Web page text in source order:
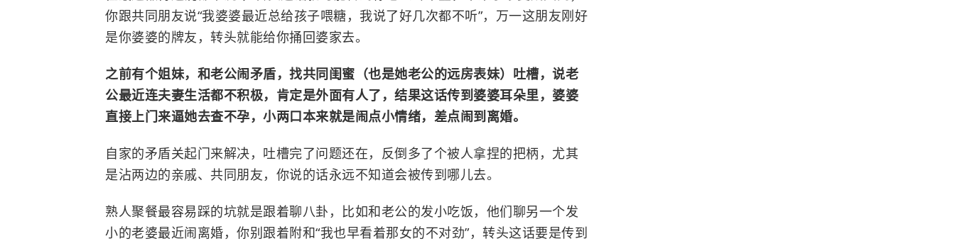
你跟共同朋友说“我婆婆最近总给孩子喂糖，我说了好几次都不听”，万一这朋友刚好
是你婆婆的牌友，转头就能给你捅回婆家去。
之前有个姐妹，和老公闹矛盾，找共同闺蜜（也是她老公的远房表妹）吐槽，说老
公最近连夫妻生活都不积极，肯定是外面有人了，结果这话传到婆婆耳朵里，婆婆
直接上门来逼她去查不孕，小两口本来就是闹点小情绪，差点闹到离婚。
自家的矛盾关起门来解决，吐槽完了问题还在，反倒多了个被人拿捏的把柄，尤其
是沾两边的亲戚、共同朋友，你说的话永远不知道会被传到哪儿去。
熟人聚餐最容易踩的坑就是跟着聊八卦，比如和老公的发小吃饭，他们聊另一个发
小的老婆最近闹离婚，你别跟着附和“我也早看着那女的不对劲”，转头这话要是传到